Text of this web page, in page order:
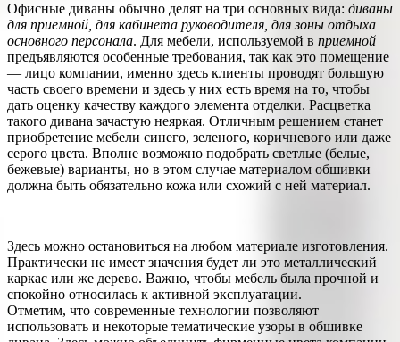
Офисные диваны обычно делят на три основных вида: диваны
для приемной, для кабинета руководителя, для зоны отдыха
основного персонала. Для мебели, используемой в приемной
предъявляются особенные требования, так как это помещение
— лицо компании, именно здесь клиенты проводят большую
часть своего времени и здесь у них есть время на то, чтобы
дать оценку качеству каждого элемента отделки. Расцветка
такого дивана зачастую неяркая. Отличным решением станет
приобретение мебели синего, зеленого, коричневого или даже
серого цвета. Вполне возможно подобрать светлые (белые,
бежевые) варианты, но в этом случае материалом обшивки
должна быть обязательно кожа или схожий с ней материал.
Здесь можно остановиться на любом материале изготовления.
Практически не имеет значения будет ли это металлический
каркас или же дерево. Важно, чтобы мебель была прочной и
спокойно относилась к активной эксплуатации.
Отметим, что современные технологии позволяют
использовать и некоторые тематические узоры в обшивке